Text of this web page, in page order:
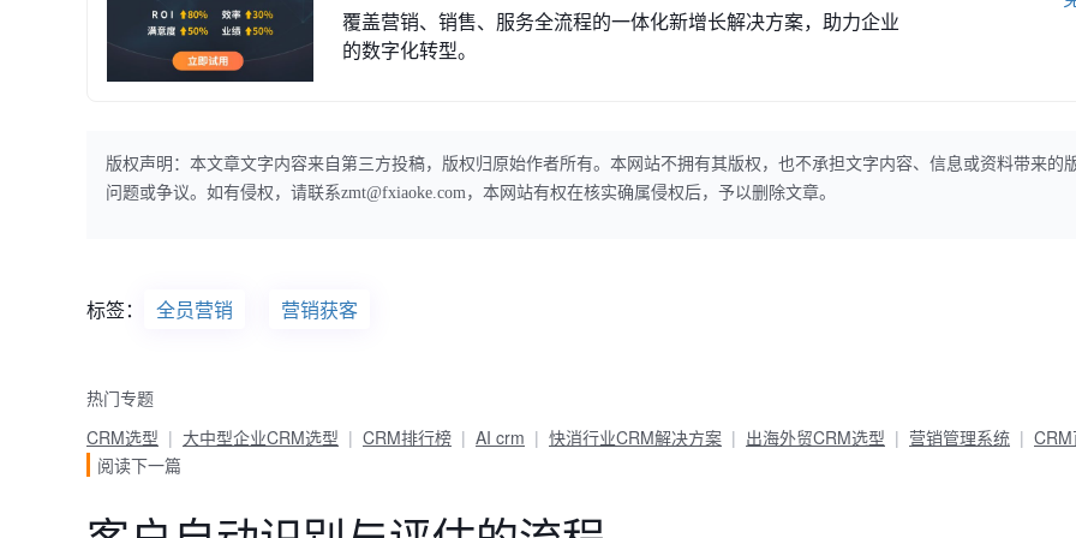
覆盖营销、销售、服务全流程的一体化新增长解决方案，助力企业
的数字化转型。
版权声明：本文章文字内容来自第三方投稿，版权归原始作者所有。本网站不拥有其版权，也不承担文字内容、信息或资料带来的
问题或争议。如有侵权，请联系zmt@fxiaoke.com，本网站有权在核实确属侵权后，予以删除文章。
标签： 全员营销 营销获客
热门专题
CRM选型
大中型企业CRM选型 CRM排行榜 AI crm 快消行业CRM解决方案 出海外贸CRM选型 营销管理系统
阅读下一篇